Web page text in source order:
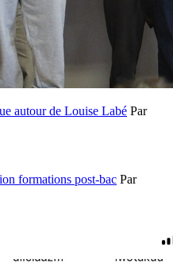
autour de Louise Labé Par
formations post-bac Par